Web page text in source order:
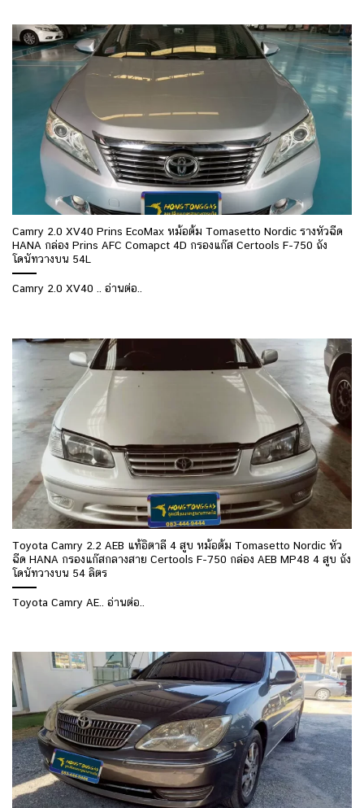
Camry 2.0 XV40 Prins EcoMax หม้อต้ม Tomasetto Nordic รางหัวฉีด
HANA กล่อง Prins AFC Comapct 4D กรองแก๊ส Certools F-750 ถัง
โดนัทวางบน 54L
Camry 2.0 XV40 .. อ่านต่อ..
Toyota Camry 2.2 AEB แท้อิตาลี 4 สูบ หม้อต้ม Tomasetto Nordic หัว
ฉีด HANA กรองแก๊สกลางสาย Certools F-750 กล่อง AEB MP48 4 สูบ ถัง
โดนัทวางบน 54 ลิตร
Toyota Camry AE.. อ่านต่อ..